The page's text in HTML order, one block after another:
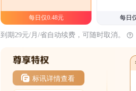
每日仅0.48元 每日
到期29元/月/省自动续费，可随时取消。
标讯详情查看